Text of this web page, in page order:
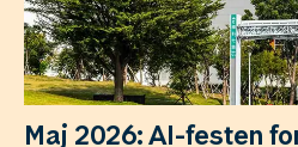
Maj 2026: AI-festen